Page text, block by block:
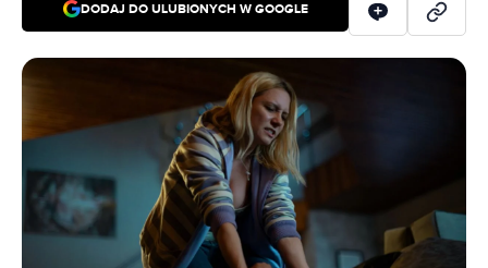
DODAJ DO ULUBIONYCH W GOOGLE